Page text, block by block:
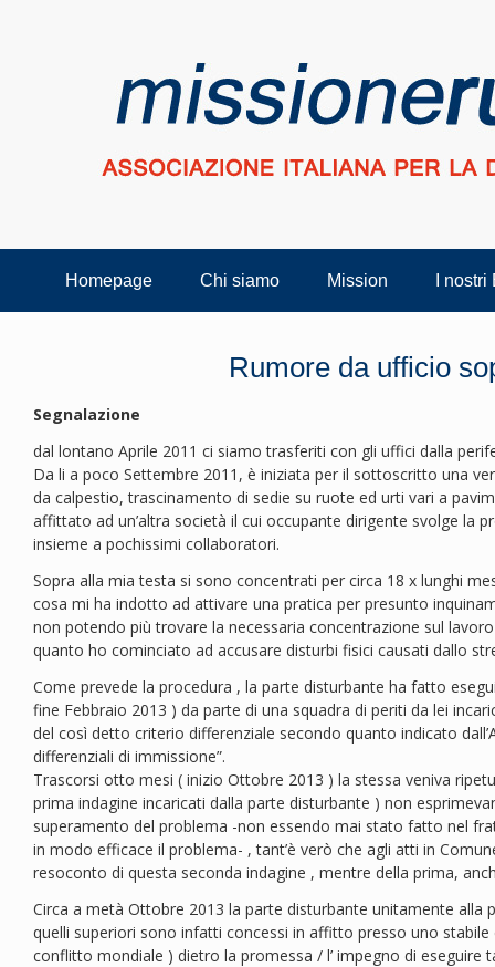
Homepage Chi siamo Mission I
Rumore da ufficio
Segnalazione
dal lontano Aprile 2011 ci siamo trasferiti con gli uffici dalla
Da li a poco Settembre 2011, è iniziata per il sottoscritto una
da calpestio, trascinamento di sedie su ruote ed urti vari a
affittato ad un’altra società il cui occupante dirigente svolge la
insieme a pochissimi collaboratori.
Sopra alla mia testa si sono concentrati per circa 18 x lunghi
cosa mi ha indotto ad attivare una pratica per presunto
non potendo più trovare la necessaria concentrazione sul
quanto ho cominciato ad accusare disturbi fisici causati dallo
Come prevede la procedura , la parte disturbante ha fatto
fine Febbraio 2013 ) da parte di una squadra di periti da lei
del così detto criterio differenziale secondo quanto indicato
differenziali di immissione”.
Trascorsi otto mesi ( inizio Ottobre 2013 ) la stessa veniva
prima indagine incaricati dalla parte disturbante ) non
superamento del problema -non essendo mai stato fatto nel
in modo efficace il problema- , tant’è verò che agli atti in
resoconto di questa seconda indagine , mentre della prima,
Circa a metà Ottobre 2013 la parte disturbante unitamente
quelli superiori sono infatti concessi in affitto presso uno
conflitto mondiale ) dietro la promessa / l’ impegno di eseguire